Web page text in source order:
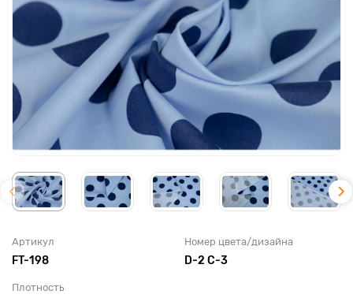
Артикул
FT-198
Номер цвета/дизайна
D-2 C-3
Плотность